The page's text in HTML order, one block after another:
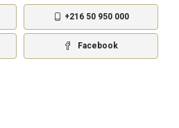
+216 50 950 000
Facebook